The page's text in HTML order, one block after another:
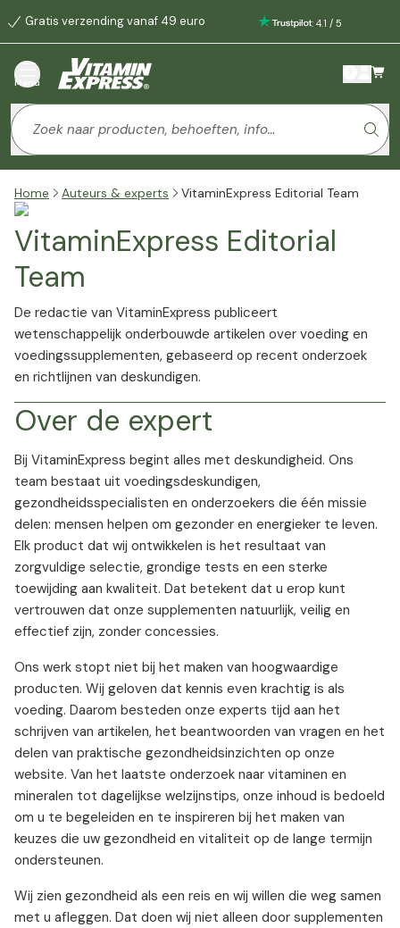
Gratis verzending vanaf 49 euro : 4.1 / 5
Menu
Home Auteurs & experts VitaminExpress Editorial Team
VitaminExpress Editorial
Team
De redactie van VitaminExpress publiceert
wetenschappelijk onderbouwde artikelen over voeding en
voedingssupplementen, gebaseerd op recent onderzoek
en richtlijnen van deskundigen.
Over de expert
Bij VitaminExpress begint alles met deskundigheid. Ons
team bestaat uit voedingsdeskundigen,
gezondheidsspecialisten en onderzoekers die één missie
delen: mensen helpen om gezonder en energieker te leven.
Elk product dat wij ontwikkelen is het resultaat van
zorgvuldige selectie, grondige tests en een sterke
toewijding aan kwaliteit. Dat betekent dat u erop kunt
vertrouwen dat onze supplementen natuurlijk, veilig en
effectief zijn, zonder concessies.
Ons werk stopt niet bij het maken van hoogwaardige
producten. Wij geloven dat kennis even krachtig is als
voeding. Daarom besteden onze experts tijd aan het
schrijven van artikelen, het beantwoorden van vragen en het
delen van praktische gezondheidsinzichten op onze
website. Van het laatste onderzoek naar vitaminen en
mineralen tot dagelijkse welzijnstips, onze inhoud is bedoeld
om u te begeleiden en te inspireren bij het maken van
keuzes die uw gezondheid en vitaliteit op de lange termijn
ondersteunen.
Wij zien gezondheid als een reis en wij willen die weg samen
met u afleggen. Dat doen wij niet alleen door supplementen